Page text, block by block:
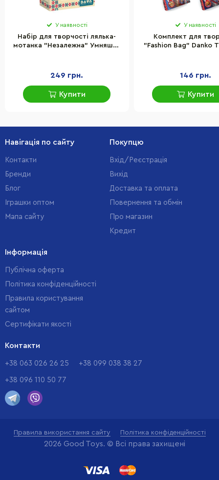
У наявності
Набір для творчості лялька-
мотанка "Незалежна" Умняшка
249 грн.
Купити
У наявності
Комплект для
"Fashion Bag" Danko
146 грн.
Купити
Навігація по сайту
Контакти
Бренди
Блог
Іграшки оптом
Мапа сайту
Покупцю
Вхід/Реєстрація
Вихід
Доставка та оплата
Повернення та обмін
Про магазин
Кредит
Інформація
Публічна оферта
Політика конфіденційності
Правила користування
сайтом
Cертифікати якості
Контакти
+38 063 026 26 25 +38 099 038 38 27
+38 096 110 50 77
Правила використання сайту Політика конфіденційності
2026 Good Toys. © Всі права захищені